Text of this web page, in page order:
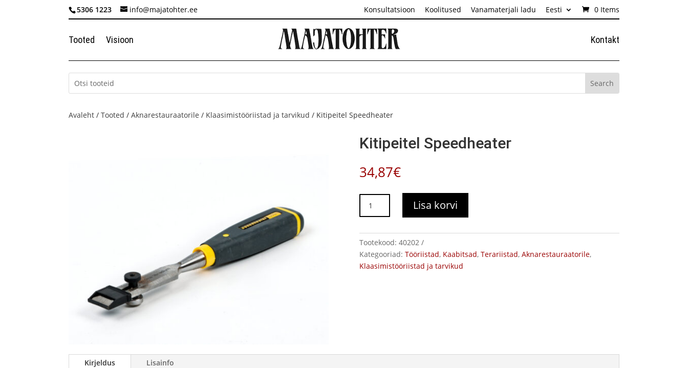
5306 1223 info@majatohter.ee Konsultatsioon Koolitused Vanamaterjali ladu Eesti 0 Items
Tooted Visioon Kontakt
Avaleht /Tooted /Aknarestauraatorile / Klaasimistööriistad ja tarvikud / Kitipeitel Speedheater
Kitipeitel Speedheater
34,87€
Speedheater
Lisa korvi
Tootekood: 40202
Kategooriad: Tööriistad, Kaabitsad, Terariistad, Aknarestauraatorile,
Klaasimistööriistad ja tarvikud
Kirjeldus Lisainfo